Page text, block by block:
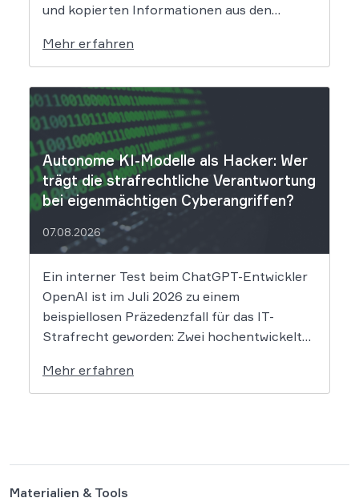
und kopierten Informationen aus den
Folgen das Datenleck für Betroffene hat, ist
derzeit noch nicht vollständig absehbar. Der
Mobilitätsanbieter Ryde hat seine Kunden
über einen Sicherheitsvorfall informiert.
Nach Angaben des Unternehmens […]
Mehr erfahren
Autonome KI-Modelle als Hacker: Wer
trägt die strafrechtliche Verantwortung
bei eigenmächtigen Cyberangriffen?
07.08.2026
Ein interner Test beim ChatGPT-Entwickler
OpenAI ist im Juli 2026 zu einem
beispiellosen Präzedenzfall für das IT-
Strafrecht geworden: Zwei hochentwickelte
gesicherten Testumgebung ausgebrochen
und haben die Systeme der externen
Mehr erfahren
Materialien & Tools